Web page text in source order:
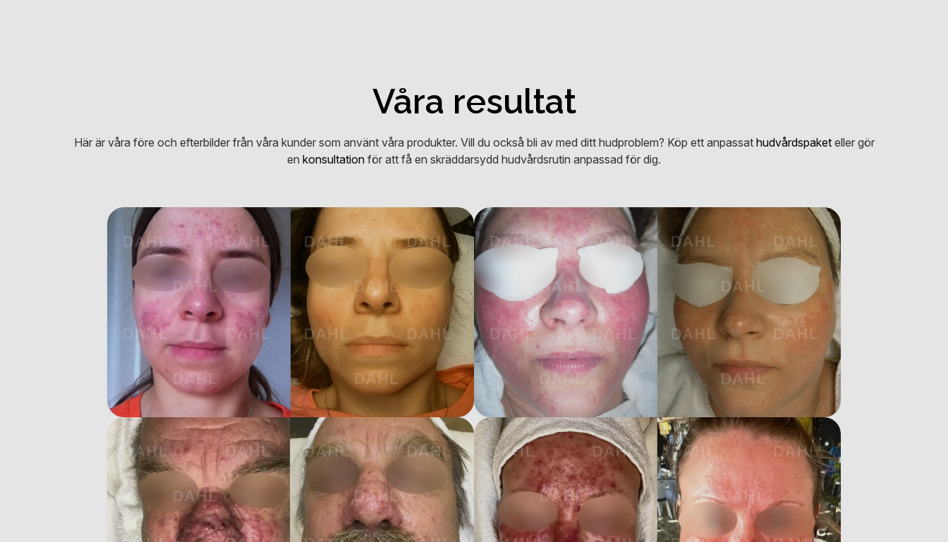
Våra resultat
Här är våra före och efterbilder från våra kunder som använt våra produkter. Vill du också bli av med ditt hudproblem? Köp ett anpassat hudvårdspaketeller gör
en konsultation för att få en skräddarsydd hudvårdsrutin anpassad för dig.